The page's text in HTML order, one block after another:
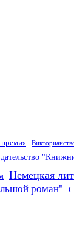
премия
Немецкая
роман"